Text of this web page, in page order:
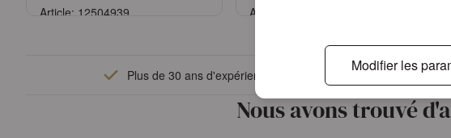
Modifier les
Article: 12504939
Demander un compte
Article: 14004939
Se connecter
Demander un compte
Plus de 30 ans d'expérience
Nous avons trouvé